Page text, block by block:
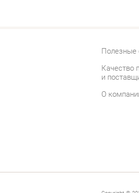
Полезные
Качество
и
О